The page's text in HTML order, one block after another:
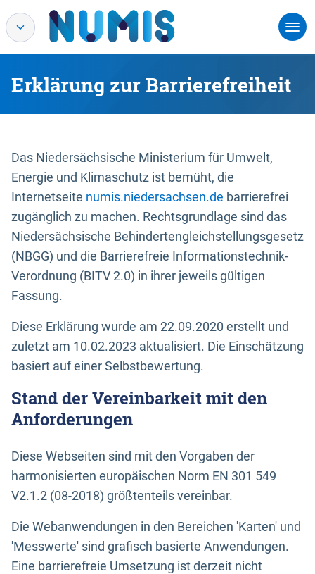
Erklärung zur Barrierefreiheit
Das Niedersächsische Ministerium für Umwelt,
Energie und Klimaschutz ist bemüht, die
Internetseite numis.niedersachsen.de barrierefrei
zugänglich zu machen. Rechtsgrundlage sind das
Niedersächsische Behindertengleichstellungsgesetz
(NBGG) und die Barrierefreie Informationstechnik-
Verordnung (BITV 2.0) in ihrer jeweils gültigen
Fassung.
Diese Erklärung wurde am 22.09.2020 erstellt und
zuletzt am 10.02.2023 aktualisiert. Die Einschätzung
basiert auf einer Selbstbewertung.
Stand der Vereinbarkeit mit den
Anforderungen
Diese Webseiten sind mit den Vorgaben der
harmonisierten europäischen Norm EN 301 549
V2.1.2 (08-2018) größtenteils vereinbar.
Die Webanwendungen in den Bereichen 'Karten' und
'Messwerte' sind grafisch basierte Anwendungen.
Eine barrierefreie Umsetzung ist derzeit nicht